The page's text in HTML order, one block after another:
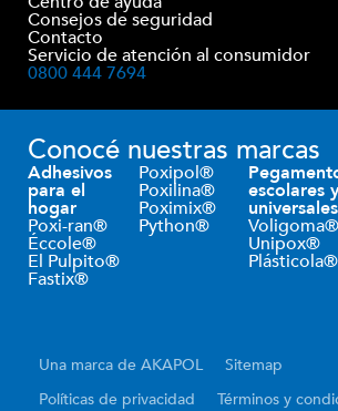
Consejos de seguridad
Contacto
Servicio de atención al consumidor
0800 444 7694
Conocé nuestras marcas
Adhesivos
para el
hogar
Poxi-ran®
Éccole®
El Pulpito®
Fastix®
Poxipol®
Poxilina®
Poximix®
Python®
escolares y
universales
Voligoma®
Unipox®
Plásticola®
Una marca de AKAPOL
Sitemap
Políticas de privacidad
Términos y